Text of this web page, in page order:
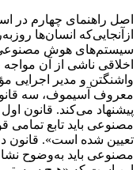
اصل راهنمای چهارم در
ازآنجایی‌که انسان‌ها
سیستم‌های هوش مصنوعی
اخلاقی ناشی از آن مواجه
واشنگتن و مدیر اجرایی
معروف آسیموف، سه
پیشنهاد می‌کند. قانون
مصنوعی باید تابع تمامی
تعیین شده است».
مصنوعی باید به‌وضوح